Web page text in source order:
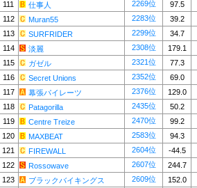
111
仕事人 2269位
97.5
112
Muran55 2283位
39.2
113
SURFRIDER 2299位
34.7
114
淡麗 2308位
179.1
115
ガゼル 2321位
77.3
116
Secret Unions 2352位
69.0
117
幕張パイレーツ 2376位
129.0
118
Patagorilla 2435位
50.2
119
Centre Treize 2470位
99.2
120
MAXBEAT 2583位
94.3
121
FIREWALL 2604位
-44.5
122
Rossowave 2607位
244.7
123
ブラックバイキングス 2609位
152.0